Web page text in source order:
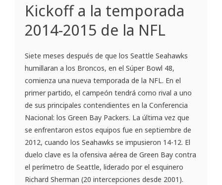
Kickoff a la temporada
2014-2015 de la NFL
Siete meses después de que los Seattle Seahawks
humillaran a los Broncos, en el Súper Bowl 48,
comienza una nueva temporada de la NFL. En el
primer partido, el campeón tendrá como rival a uno
de sus principales contendientes en la Conferencia
Nacional: los Green Bay Packers. La última vez que
se enfrentaron estos equipos fue en septiembre de
2012, cuando los Seahawks se impusieron 14-12. El
duelo clave es la ofensiva aérea de Green Bay contra
el perímetro de Seattle, liderado por el esquinero
Richard Sherman (20 intercepciones desde 2001).